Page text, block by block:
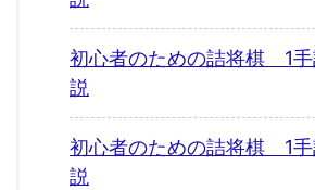
初心者のための詰将棋 1
説
初心者のための詰将棋 1
説